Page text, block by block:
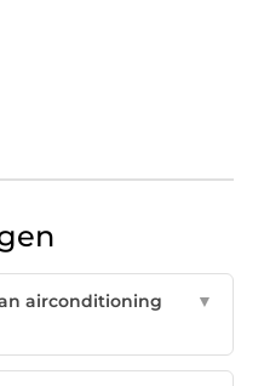
airconditioning
▼